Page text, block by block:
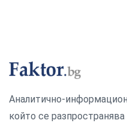
Аналитично-
който се